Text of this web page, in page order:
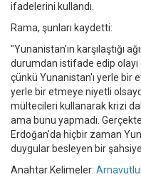
ifadelerini kullandı.
Rama, şunları kaydetti:
"Yunanistan'ın karşılaştığı
durumdan istifade edip olayı
çünkü Yunanistan'ı yerle bir
yerle bir etmeye niyetli
mültecileri kullanarak krizi
ama bunu yapmadı.
Erdoğan'da hiçbir zaman
duygular besleyen bir
Anahtar Kelimeler: